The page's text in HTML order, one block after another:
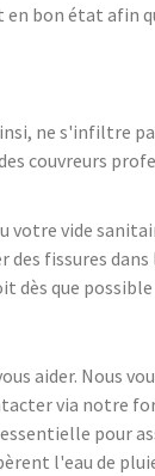
bon état afin
ne s'infiltre
couvreurs
vide
fissures dans
dès que possible
aider. Nous
via notre
pour
l'eau de